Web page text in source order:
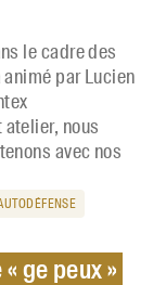
le cadre des
par Lucien
nous
avec nos
ge peux »